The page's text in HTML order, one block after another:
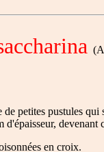
de petites pustules
devenant
en croix.